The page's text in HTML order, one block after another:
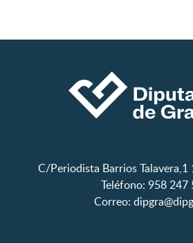
C/Periodista Barrios Talavera,1
Teléfono: 958 247
Correo: